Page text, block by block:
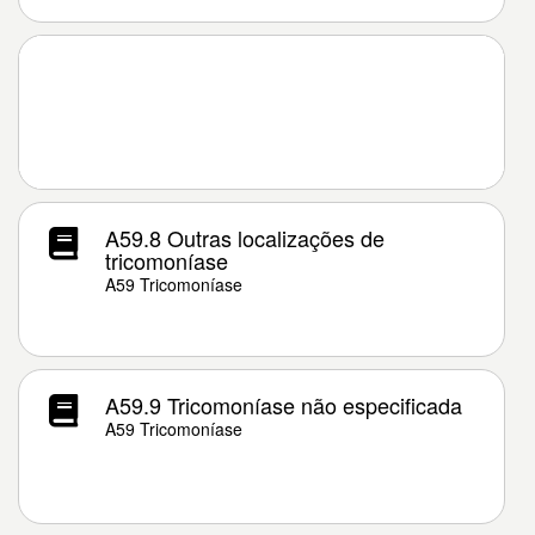
A59.8 Outras localizações de
tricomoníase
A59 Tricomoníase
A59.9 Tricomoníase não especificada
A59 Tricomoníase